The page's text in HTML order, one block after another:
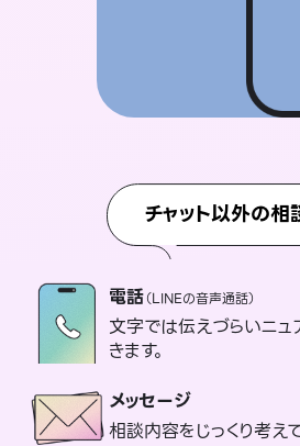
チャット以外の相
電話（LINEの音声通話）
文字では伝えづらいニ
きます。
メッセージ
相談内容をじっくり考え